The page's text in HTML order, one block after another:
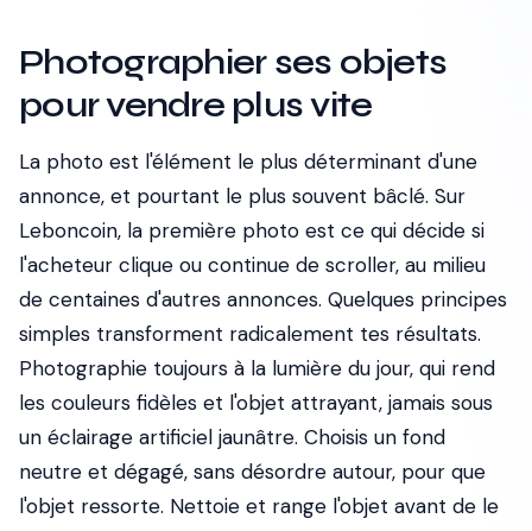
Photographier ses objets
pour vendre plus vite
La photo est l'élément le plus déterminant d'une
annonce, et pourtant le plus souvent bâclé. Sur
Leboncoin, la première photo est ce qui décide si
l'acheteur clique ou continue de scroller, au milieu
de centaines d'autres annonces. Quelques principes
simples transforment radicalement tes résultats.
Photographie toujours à la lumière du jour, qui rend
les couleurs fidèles et l'objet attrayant, jamais sous
un éclairage artificiel jaunâtre. Choisis un fond
neutre et dégagé, sans désordre autour, pour que
l'objet ressorte. Nettoie et range l'objet avant de le